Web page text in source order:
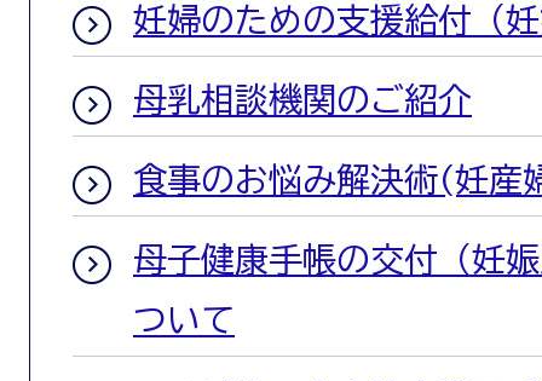
妊婦のための支援給付（
母乳相談機関のご紹介
食事のお悩み解決術(妊産
母子健康手帳の交付（妊
ついて